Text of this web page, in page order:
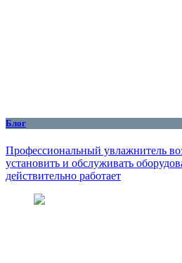
Блог
Профессиональный увлажнитель
установить и обслуживать
действительно работает